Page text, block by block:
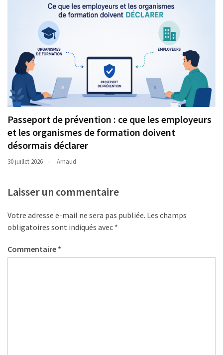
Passeport de prévention : ce que les employeurs
et les organismes de formation doivent
désormais déclarer
30 juillet 2026 Arnaud
Laisser un commentaire
Votre adresse e-mail ne sera pas publiée. Les champs
obligatoires sont indiqués avec *
Commentaire *